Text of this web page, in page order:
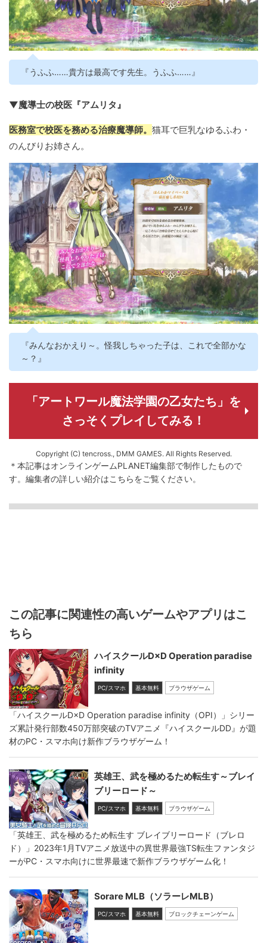
『うふふ……貴方は最高です先生。うふふ……』
▼魔導士の校医『アムリタ』
医務室で校医を務める治療魔導師。 猫耳で巨乳なゆるふわ・
のんびりお姉さん。
『みんなおかえり～。怪我しちゃった子は、これで全部かな
～？』
「アートワール魔法学園の乙女たち」を
さっそくプレイしてみる！
Copyright (C) tencross., DMM GAMES. All Rights Reserved.
＊本記事はオンラインゲームPLANET編集部で制作したもので
す。 編集者の詳しい紹介はこちらをご覧ください。
この記事に関連性の高いゲームやアプリはこ
ちら
ハイスクールD×D Operation paradise
infinity
PC/スマホ 基本無料 ブラウザゲーム
「ハイスクールD×D Operation paradise infinity（OPI）」シリー
ズ累計発行部数450万部突破のTVアニメ『ハイスクールDD』が題
材のPC・スマホ向け新作ブラウザゲーム！
英雄王、武を極めるため転生す～ブレイ
ブリーロード～
PC/スマホ 基本無料 ブラウザゲーム
「英雄王、武を極めるため転生す ブレイブリーロード（ブレロ
ド）」2023年1月TVアニメ放送中の異世界最強TS転生ファンタジ
ーがPC・スマホ向けに世界最速で新作ブラウザゲーム化！
Sorare MLB（ソラーレMLB）
PC/スマホ 基本無料 ブロックチェーンゲーム